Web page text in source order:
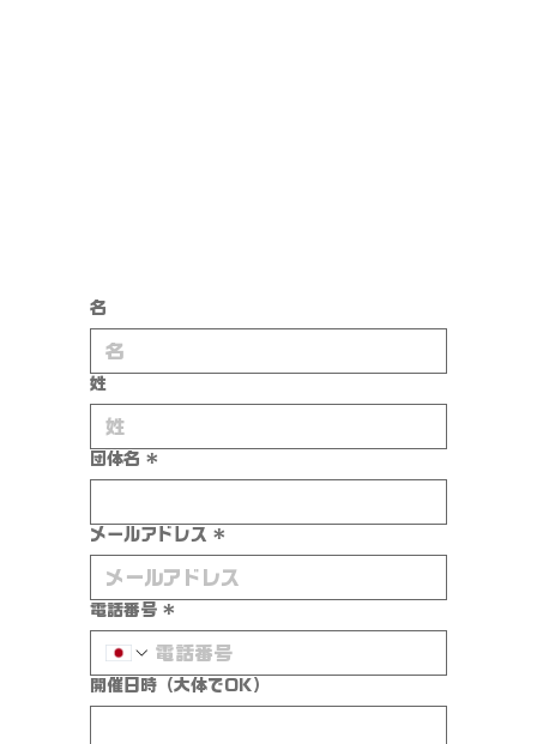
名
姓
団体名 *
メールアドレス *
電話番号 *
開催日時（大体でOK）